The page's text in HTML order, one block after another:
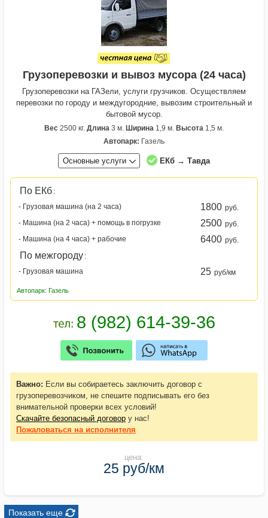
Грузоперевозки и вывоз мусора (24 часа)
Грузоперевозки на ГАЗели, услуги грузчиков. Осуществляем
перевозки по городу и междугородние, вывозим строительный и
бытовой мусор.
Вес 2500 кг. Длина 3 м. Ширина 1,9 м. Высота 1,5 м.
Автопарк: Газель
Основные услуги ЕКб → Тавда
По ЕКб :
- Грузовая машина (на 2 часа)
1800 руб.
- Машина (на 2 часа) + помощь в погрузке
2500 руб.
- Машина (на 4 часа) + рабочие
6400 руб.
По межгороду :
- Грузовая машина
25 руб/км
Автопарк: Газель
Важно: Если вы собираетесь заключить договор с
грузоперевозчиком, не спешите подписывать его без
внимательной проверки всех условий!
Скачайте безопасный договор у нас!
Пожаловаться на исполнителя
цена:
25 руб/км
Показать еще